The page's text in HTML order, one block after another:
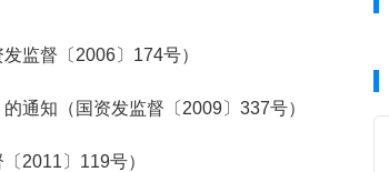
监督〔2006〕174号）
知（国资发监督〔2009〕337号）
2011〕119号）